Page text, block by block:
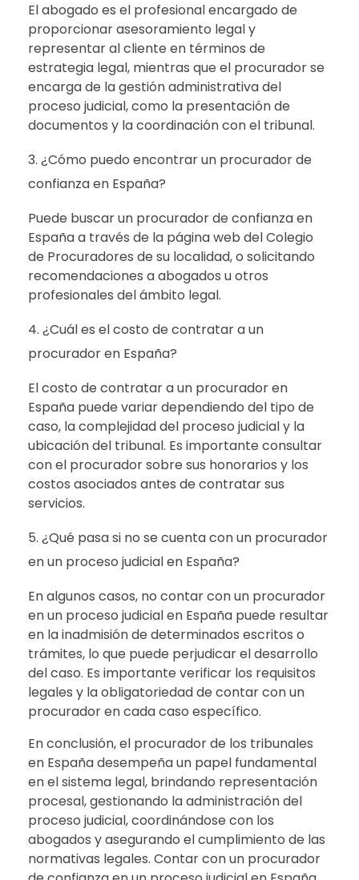
El abogado es el profesional encargado de
proporcionar asesoramiento legal y
representar al cliente en términos de
estrategia legal, mientras que el procurador se
encarga de la gestión administrativa del
proceso judicial, como la presentación de
documentos y la coordinación con el tribunal.
¿Cómo puedo encontrar un procurador de
confianza en España?
Puede buscar un procurador de confianza en
España a través de la página web del Colegio
de Procuradores de su localidad, o solicitando
recomendaciones a abogados u otros
profesionales del ámbito legal.
¿Cuál es el costo de contratar a un
procurador en España?
El costo de contratar a un procurador en
España puede variar dependiendo del tipo de
caso, la complejidad del proceso judicial y la
ubicación del tribunal. Es importante consultar
con el procurador sobre sus honorarios y los
costos asociados antes de contratar sus
servicios.
¿Qué pasa si no se cuenta con un procurador
en un proceso judicial en España?
En algunos casos, no contar con un procurador
en un proceso judicial en España puede resultar
en la inadmisión de determinados escritos o
trámites, lo que puede perjudicar el desarrollo
del caso. Es importante verificar los requisitos
legales y la obligatoriedad de contar con un
procurador en cada caso específico.
En conclusión, el procurador de los tribunales
en España desempeña un papel fundamental
en el sistema legal, brindando representación
procesal, gestionando la administración del
proceso judicial, coordinándose con los
abogados y asegurando el cumplimiento de las
normativas legales. Contar con un procurador